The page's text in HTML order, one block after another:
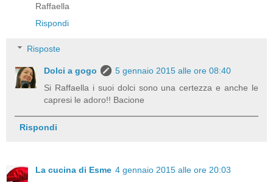
Raffaella
Rispondi
Risposte
Dolci a gogo
5 gennaio 2015 alle ore 08:40
Si Raffaella i suoi dolci sono una certezza e anche le
capresi le adoro!! Bacione
Rispondi
La cucina di Esme 4 gennaio 2015 alle ore 20:03